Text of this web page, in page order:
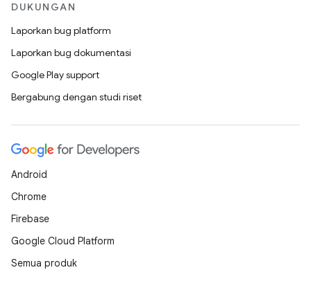
DUKUNGAN
Laporkan bug platform
Laporkan bug dokumentasi
Google Play support
Bergabung dengan studi riset
Android
Chrome
Firebase
Google Cloud Platform
Semua produk